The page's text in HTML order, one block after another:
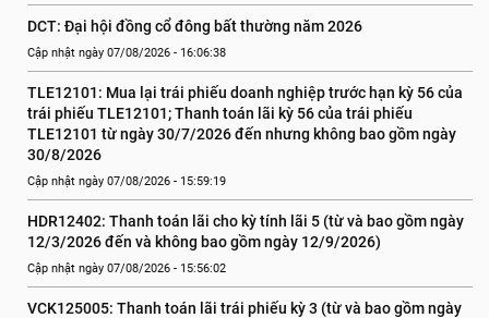
DCT: Đại hội đồng cổ đông bất thường năm 2026
Cập nhật ngày 07/08/2026 - 16:06:38
TLE12101: Mua lại trái phiếu doanh nghiệp trước hạn kỳ 56 của
trái phiếu TLE12101; Thanh toán lãi kỳ 56 của trái phiếu
TLE12101 từ ngày 30/7/2026 đến nhưng không bao gồm ngày
30/8/2026
Cập nhật ngày 07/08/2026 - 15:59:19
HDR12402: Thanh toán lãi cho kỳ tính lãi 5 (từ và bao gồm ngày
12/3/2026 đến và không bao gồm ngày 12/9/2026)
Cập nhật ngày 07/08/2026 - 15:56:02
VCK125005: Thanh toán lãi trái phiếu kỳ 3 (từ và bao gồm ngày